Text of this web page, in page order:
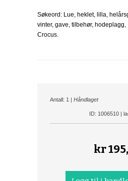
Søkeord: Lue, heklet, lilla,
vinter, gave, tilbehør, hodeplagg,
Crocus.
Antall: 1 | Håndlaget
ID: 1006510 |
kr